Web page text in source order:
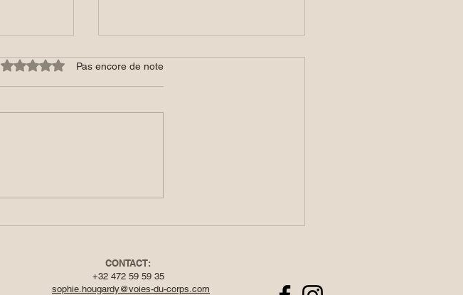
Noté 0 étoile sur 5.Pas encore de note
CONTACT:
+32 472 59 59 35
sophie.hougardy@voies-du-corps.com